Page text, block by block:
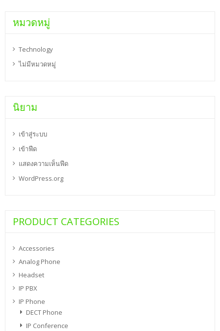
หมวดหมู่
Technology
ไม่มีหมวดหมู่
นิยาม
เข้าสู่ระบบ
เข้าฟีด
แสดงความเห็นฟีด
WordPress.org
PRODUCT CATEGORIES
Accessories
Analog Phone
Headset
IP PBX
IP Phone
DECT Phone
IP Conference